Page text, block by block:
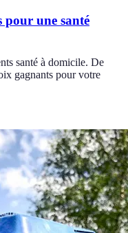
pour une santé
santé à domicile. De
gagnants pour votre